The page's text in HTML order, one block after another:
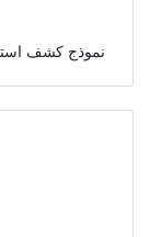
نموذج كشف